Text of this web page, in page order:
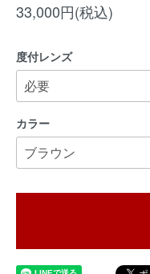
33,000円(税込)
度付レンズ
カラー